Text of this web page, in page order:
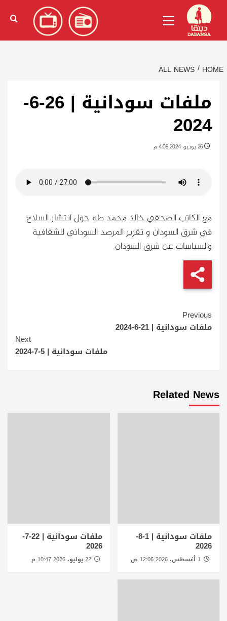
content
الإنجليزية)
Menu
HOME
ALL NEWS
ملفات سودانية | 26-6-
2024
مع الكاتب الصحفي خالد محمد طه حول انتشار السلاح
في شرق السودان و تقرير المرصد السوداني للشفافية
والسياسات عن شرق السودان
Continue
Reading
Previous
ملفات سودانية | 21-6-2024
Next
ملفات سودانية | 5-7-2024
Related News
ملفات سودانية | 1-8-
2026
ملفات سودانية | 22-7-
2026
22 يوليو، 2026 10:47 م